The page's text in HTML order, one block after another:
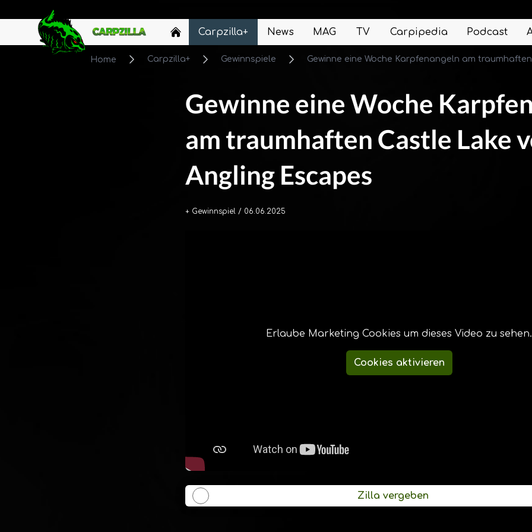
Carpzilla Carpzilla+ News MAG TV Carpipedia Podcast
Home Carpzilla+ Gewinnspiele Gewinne eine Woche Karpfenangeln am
Erlaube Marketing Cookies um dieses Video zu sehen.
Cookies aktivieren
+ Gewinnspiel / 06.06.2025
Gewinne eine Woche
am traumhaften Castle Lake
Angling Escapes
Zilla vergeben